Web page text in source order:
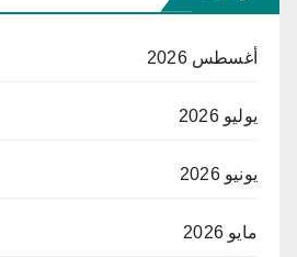
أغسطس 2026
يوليو 2026
يونيو 2026
مايو 2026